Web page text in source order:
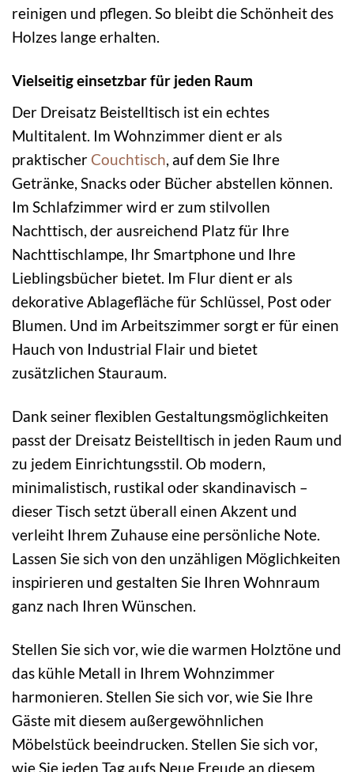
reinigen und pflegen. So bleibt die Schönheit des
Holzes lange erhalten.
Vielseitig einsetzbar für jeden Raum
Der Dreisatz Beistelltisch ist ein echtes
Multitalent. Im Wohnzimmer dient er als
praktischer Couchtisch, auf dem Sie Ihre
Getränke, Snacks oder Bücher abstellen können.
Im Schlafzimmer wird er zum stilvollen
Nachttisch, der ausreichend Platz für Ihre
Nachttischlampe, Ihr Smartphone und Ihre
Lieblingsbücher bietet. Im Flur dient er als
dekorative Ablagefläche für Schlüssel, Post oder
Blumen. Und im Arbeitszimmer sorgt er für einen
Hauch von Industrial Flair und bietet
zusätzlichen Stauraum.
Dank seiner flexiblen Gestaltungsmöglichkeiten
passt der Dreisatz Beistelltisch in jeden Raum und
zu jedem Einrichtungsstil. Ob modern,
minimalistisch, rustikal oder skandinavisch –
dieser Tisch setzt überall einen Akzent und
verleiht Ihrem Zuhause eine persönliche Note.
Lassen Sie sich von den unzähligen Möglichkeiten
inspirieren und gestalten Sie Ihren Wohnraum
ganz nach Ihren Wünschen.
Stellen Sie sich vor, wie die warmen Holztöne und
das kühle Metall in Ihrem Wohnzimmer
harmonieren. Stellen Sie sich vor, wie Sie Ihre
Gäste mit diesem außergewöhnlichen
Möbelstück beeindrucken. Stellen Sie sich vor,
wie Sie jeden Tag aufs Neue Freude an diesem